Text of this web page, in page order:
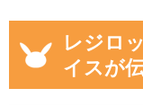
レジロ
イスが